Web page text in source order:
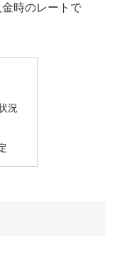
時のレートで
況